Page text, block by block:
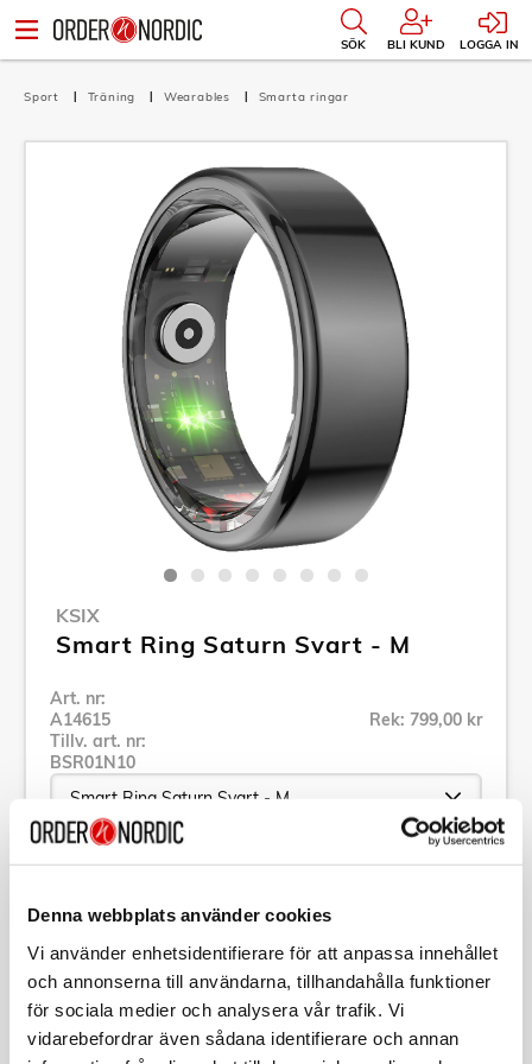
Denna webbplats använder cookies
Vi använder enhetsidentifierare för att anpassa innehållet
och annonserna till användarna, tillhandahålla funktioner
för sociala medier och analysera vår trafik. Vi
vidarebefordrar även sådana identifierare och annan
SÖK BLI KUND LOGGA IN
Sport Träning Wearables Smarta ringar
KSIX
Smart Ring Saturn Svart - M
Art. nr:
A14615
Tillv. art. nr:
BSR01N10
Rek: 799,00 kr
Specifikation
Beskrivning